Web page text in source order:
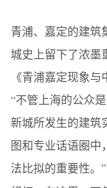
青浦、嘉定的建筑
城史上留下了浓墨
《青浦嘉定现象与
“不管上海的公众
新城所发生的建筑
图和专业话语圈中
法比拟的重要性。”